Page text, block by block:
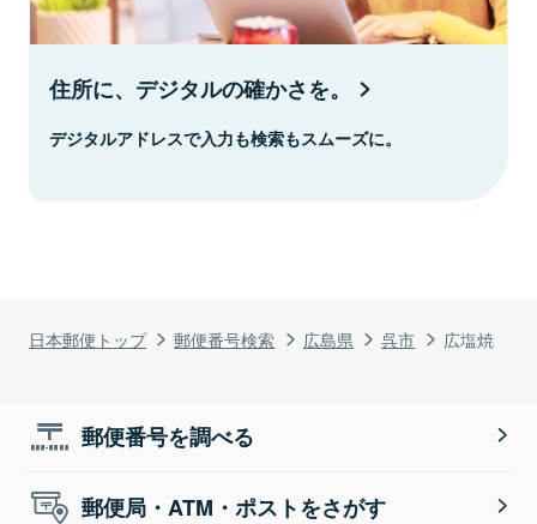
日本郵便トップ 郵便番号検索 広島県 呉市 広塩焼
住所に、デジタルの確かさを。
デジタルアドレスで入力も検索もスムーズに。
郵便番号を調べる
郵便局・ATM・ポストをさがす